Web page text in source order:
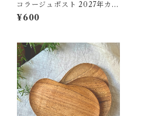
コラージュポスト 2027年カレ
ンダー 5枚Set
¥600